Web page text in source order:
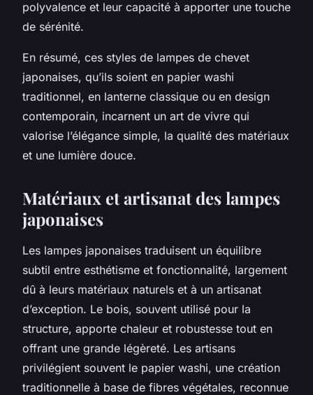
polyvalence et leur capacité à apporter une touche
de sérénité.
En résumé, ces styles de lampes de chevet
japonaises, qu’ils soient en papier washi
traditionnel, en lanterne classique ou en design
contemporain, incarnent un art de vivre qui
valorise l’élégance simple, la qualité des matériaux
et une lumière douce.
Matériaux et artisanat des lampes
japonaises
Les lampes japonaises traduisent un équilibre
subtil entre esthétisme et fonctionnalité, largement
dû à leurs matériaux naturels et à un artisanat
d’exception. Le bois, souvent utilisé pour la
structure, apporte chaleur et robustesse tout en
offrant une grande légèreté. Les artisans
privilégient souvent le papier washi, une création
traditionnelle à base de fibres végétales, reconnue